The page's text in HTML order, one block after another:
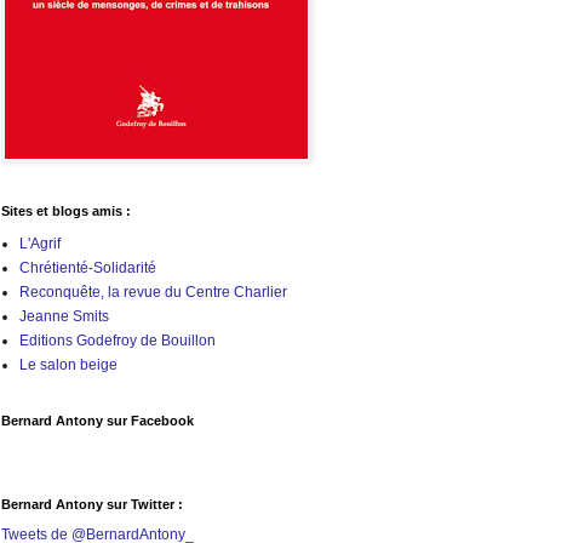
Sites et blogs amis :
L'Agrif
Chrétienté-Solidarité
Reconquête, la revue du Centre Charlier
Jeanne Smits
Editions Godefroy de Bouillon
Le salon beige
Bernard Antony sur Facebook
Bernard Antony sur Twitter :
Tweets de @BernardAntony_